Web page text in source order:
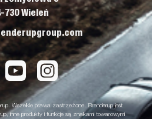
730 Wieleń
Wszelkie prawa zastrzeżone. Brenderup jest
inne produkty i funkcje są znakami towarowymi